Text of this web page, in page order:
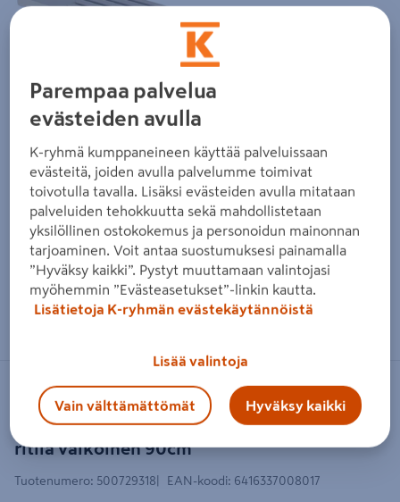
Zoomaa kuvaa sormilla kosketusnäytöllä
Kukkalauta ja kannattimet Pinetta
ritilä valkoinen 90cm
PINETTA
Tuotenumero: 500729318 EAN-koodi: 6416337008017
Parempaa palvelua
evästeiden avulla
K-ryhmä kumppaneineen käyttää palveluissaan
evästeitä, joiden avulla palvelumme toimivat
toivotulla tavalla. Lisäksi evästeiden avulla mitataan
palveluiden tehokkuutta sekä mahdollistetaan
yksilöllinen ostokokemus ja personoidun mainonnan
tarjoaminen. Voit antaa suostumuksesi painamalla
”Hyväksy kaikki”. Pystyt muuttamaan valintojasi
myöhemmin ”Evästeasetukset”-linkin kautta.
Lisätietoja K-ryhmän evästekäytännöistä
Lisää valintoja
Vain välttämättömät Hyväksy kaikki